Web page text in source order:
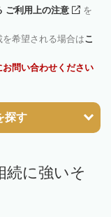
ご利用上の注意
を
を希望される場合はこ
問い合わせください
探す
続に強いそ